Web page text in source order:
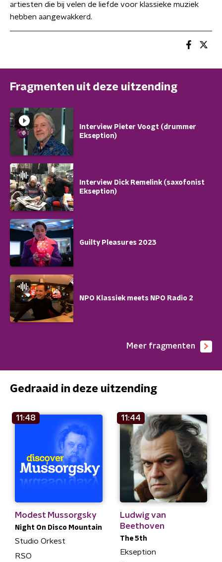
artiesten die bij velen de liefde voor klassieke muziek
hebben aangewakkerd.
Fragmenten uit deze uitzending
Interview Pieter Voogt (drummer
Ekseption)
Interview Dick Remelink (saxofonist
Ekseption)
Guilty Pleasures 2023
NPO Klassiek meets NPO Radio 2
Meer fragmenten
Gedraaid in deze uitzending
11:48
Modest Mussorgsky
Night On Disco Mountain
Studio Orkest
RSO
11:44
Ludwig van
Beethoven
The 5th
Ekseption